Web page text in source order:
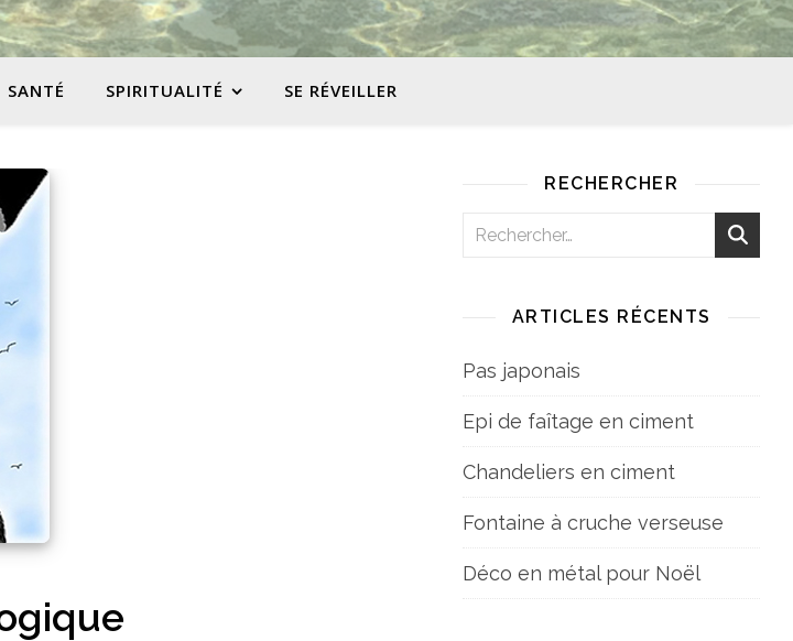
SANTÉ SPIRITUALITÉ SE RÉVEILLER
RECHERCHER
ARTICLES RÉCENTS
Pas japonais
Epi de faîtage en ciment
Chandeliers en ciment
Fontaine à cruche verseuse
Déco en métal pour Noël